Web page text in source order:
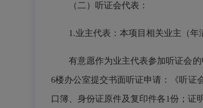
（二）听证会代表：
1.业主代表：本项目相关业主（年满
有意愿作为业主代表参加听证会的
6楼办公室提交书面听证申请：《听证
口簿、身份证原件及复印件各1份；证